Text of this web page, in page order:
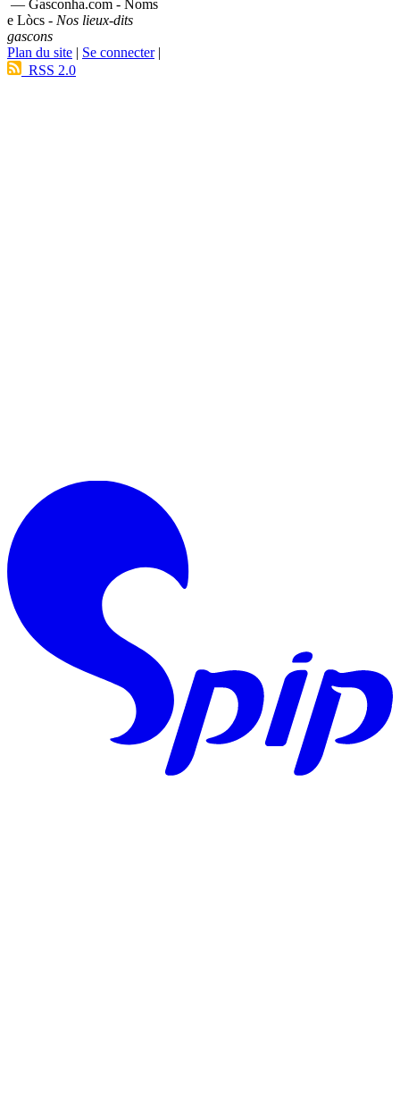
— Gasconha.com - Noms
e Lòcs - Nos lieux-dits
gascons
Plan du site | Se connecter|
RSS 2.0